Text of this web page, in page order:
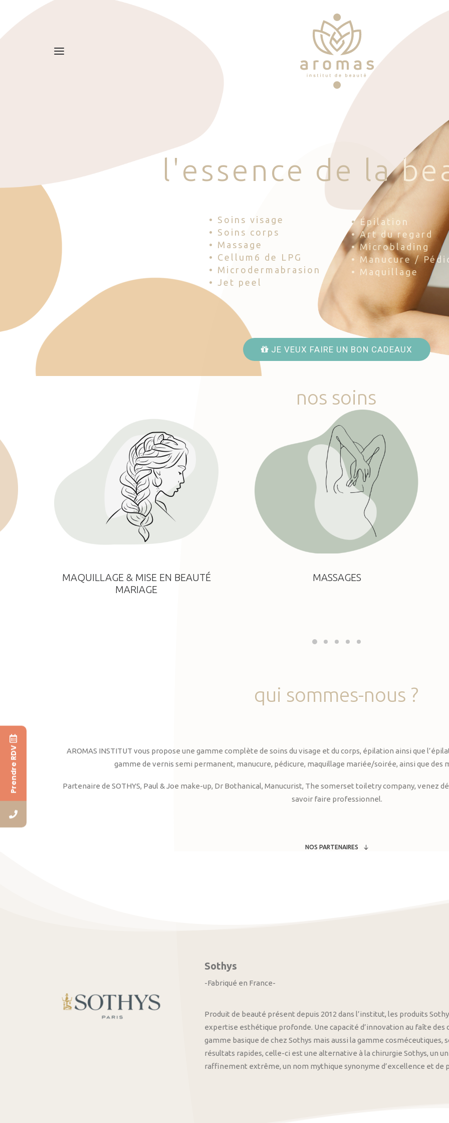
l 'esse nce d e la be
• Soins visage
• Soins corps
• Massage
• Cellum6 de LPG
• Microdermabrasion
• Jet peel
• Épilation
• Art du regard
• Microblading
• Manucure /
• Maquillage
JE VEUX FAIRE UN BON CADEAUX
nos soins
MAQUILLAGE & MISE EN BEAUTÉ
MARIAGE
MASSAGES
qui sommes-nous ?
AROMAS INSTITUT vous propose une gamme complète de soins du visage et du corps, épilation ainsi que
gamme de vernis semi permanent, manucure, pédicure, maquillage mariée/soirée, ainsi que des
Partenaire de SOTHYS, Paul & Joe make-up, Dr Bothanical, Manucurist, The somerset toiletry company, venez
savoir faire professionnel.
NOS PARTENAIRES
Sothys
-Fabriqué en France-
Produit de beauté présent depuis 2012 dans l’institut, les produits
expertise esthétique profonde. Une capacité d’innovation au faîte
gamme basique de chez Sothys mais aussi la gamme
résultats rapides, celle-ci est une alternative à la chirurgie Sothys, un
raffinement extrême, un nom mythique synonyme d’excellence et de
Prendre RDV